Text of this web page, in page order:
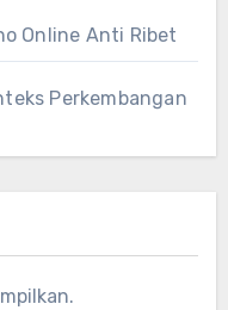
Online Anti Ribet
Perkembangan